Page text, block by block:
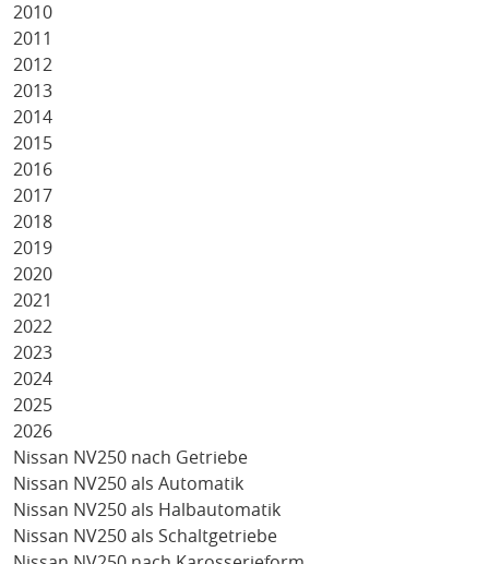
2010
2011
2012
2013
2014
2015
2016
2017
2018
2019
2020
2021
2022
2023
2024
2025
2026
Nissan NV250 nach Getriebe
Nissan NV250 als Automatik
Nissan NV250 als Halbautomatik
Nissan NV250 als Schaltgetriebe